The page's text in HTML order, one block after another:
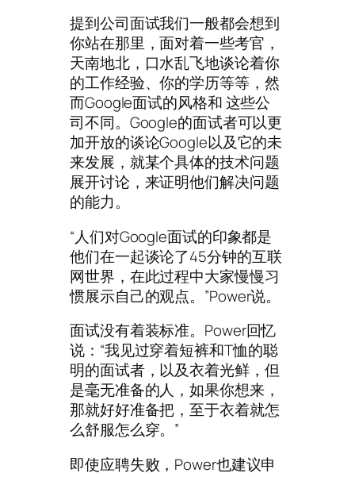
提到公司面试我们一般都会想到
你站在那里，面对着一些考官，
天南地北，口水乱飞地谈论着你
的工作经验、你的学历等等，然
而Google面试的风格和 这些公
司不同。Google的面试者可以更
加开放的谈论Google以及它的未
来发展，就某个具体的技术问题
展开讨论，来证明他们解决问题
的能力。
“人们对Google面试的印象都是
他们在一起谈论了45分钟的互联
网世界，在此过程中大家慢慢习
惯展示自己的观点。”Power说。
面试没有着装标准。Power回忆
说：“我见过穿着短裤和T恤的聪
明的面试者，以及衣着光鲜，但
是毫无准备的人，如果你想来，
那就好好准备把，至于衣着就怎
么舒服怎么穿。”
即使应聘失败，Power也建议申